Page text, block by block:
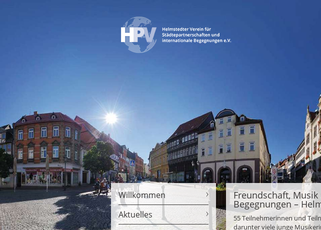
Willkommen
Aktuelles
Freundschaft,
Begegnungen –
55 Teilnehmerinnen und
darunter viele junge